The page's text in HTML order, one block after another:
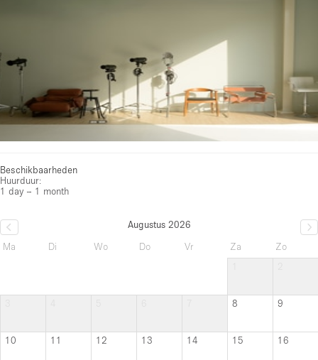
Beschikbaarheden
Huurduur:
1 day – 1 month
Augustus 2026
Ma
Di Wo Do Vr Za
Zo
8 9
10 11 12 13 14 15 16